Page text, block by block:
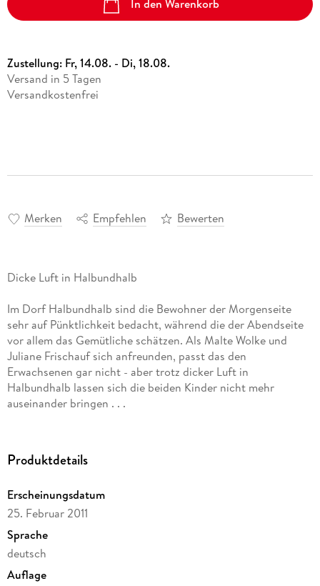
In den Warenkorb
Zustellung: Fr, 14.08. - Di, 18.08.
Versand in 5 Tagen
Versandkostenfrei
Merken Empfehlen Bewerten
Dicke Luft in Halbundhalb
Im Dorf Halbundhalb sind die Bewohner der Morgenseite
sehr auf Pünktlichkeit bedacht, während die der Abendseite
vor allem das Gemütliche schätzen. Als Malte Wolke und
Juliane Frischauf sich anfreunden, passt das den
Erwachsenen gar nicht - aber trotz dicker Luft in
Halbundhalb lassen sich die beiden Kinder nicht mehr
auseinander bringen . . .
gegen Vorurteile und unversöhnliche Streitereien an. Von
Kritikern als Gute-Nacht-Geschichtenbuch wie auch als
Schulbuchlektüre empfohlen. (Materialien zum Buch für die
Unterrichtsvorbereitung an Grundschulen sind unter
https://ulrich-karger. de/uk-materialien-zu-Dicke-Luft-in-
Halbundhalb. htm als pdf-Dateien abrufbar - u. a.
Produktdetails
Erscheinungsdatum
25. Februar 2011
Sprache
deutsch
Auflage